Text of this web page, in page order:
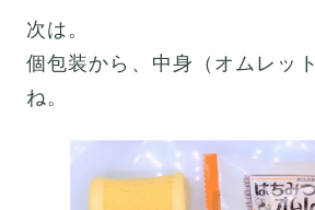
次は。
個包装から、中身（オムレッ
ね。